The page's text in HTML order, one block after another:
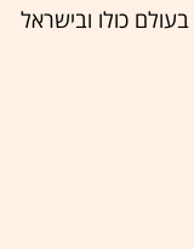
כולו ובישראל